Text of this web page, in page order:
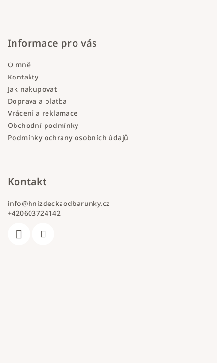
Informace pro vás
O mně
Kontakty
Jak nakupovat
Doprava a platba
Vrácení a reklamace
Obchodní podmínky
Podmínky ochrany osobních údajů
Kontakt
info@hnizdeckaodbarunky.cz
+420603724142